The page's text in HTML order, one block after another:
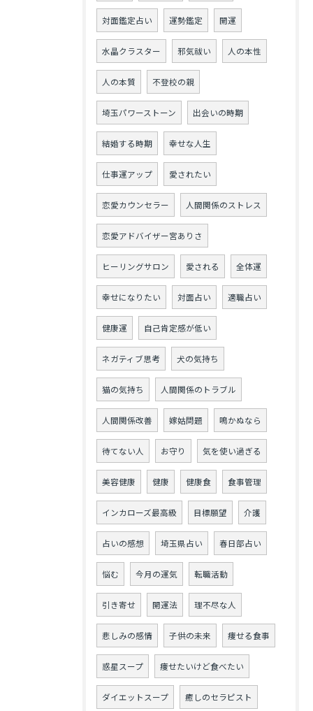
対面鑑定占い 運勢鑑定 開運
水晶クラスター 邪気祓い 人の本性
人の本質 不登校の親
埼玉パワーストーン 出会いの時期
結婚する時期 幸せな人生
仕事運アップ 愛されたい
恋愛カウンセラー 人間関係のストレス
恋愛アドバイザー宮ありさ
ヒーリングサロン 愛される 全体運
幸せになりたい 対面占い 適職占い
健康運 自己肯定感が低い
ネガティブ思考 犬の気持ち
猫の気持ち 人間関係のトラブル
人間関係改善 嫁姑問題 鳴かぬなら
待てない人 お守り 気を使い過ぎる
美容健康 健康 健康食 食事管理
インカローズ最高級 目標願望 介護
占いの感想 埼玉県占い 春日部占い
悩む 今月の運気 転職活動
引き寄せ 開運法 理不尽な人
悲しみの感情 子供の未来 痩せる食事
惑星スープ 痩せたいけど食べたい
ダイエットスープ 癒しのセラピスト